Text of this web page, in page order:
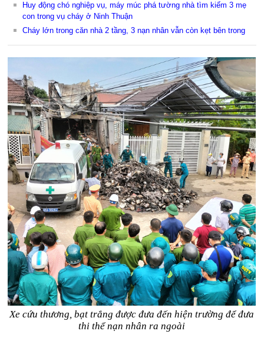
Huy động chó nghiệp vụ, máy múc phá tường nhà tìm kiếm 3 mẹ
con trong vụ cháy ở Ninh Thuận
Cháy lớn trong căn nhà 2 tầng, 3 nạn nhân vẫn còn kẹt bên trong
Xe cứu thương, bạt trắng được đưa đến hiện trường để đưa
thi thể nạn nhân ra ngoài